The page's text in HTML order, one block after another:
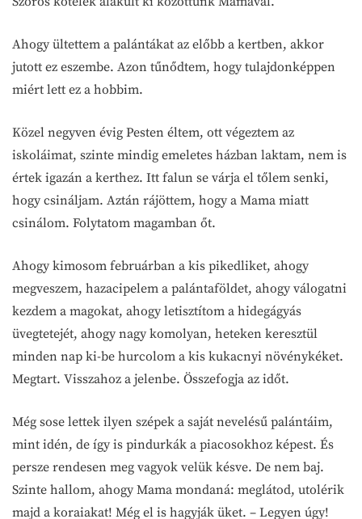
Ahogy ültettem a palántákat az előbb a kertben, akkor
jutott ez eszembe. Azon tűnődtem, hogy tulajdonképpen
miért lett ez a hobbim.
Közel negyven évig Pesten éltem, ott végeztem az
iskoláimat, szinte mindig emeletes házban laktam, nem is
értek igazán a kerthez. Itt falun se várja el tőlem senki,
hogy csináljam. Aztán rájöttem, hogy a Mama miatt
csinálom. Folytatom magamban őt.
Ahogy kimosom februárban a kis pikedliket, ahogy
megveszem, hazacipelem a palántaföldet, ahogy válogatni
kezdem a magokat, ahogy letisztítom a hidegágyás
üvegtetejét, ahogy nagy komolyan, heteken keresztül
minden nap ki-be hurcolom a kis kukacnyi növénykéket.
Megtart. Visszahoz a jelenbe. Összefogja az időt.
Még sose lettek ilyen szépek a saját nevelésű palántáim,
mint idén, de így is pindurkák a piacosokhoz képest. És
persze rendesen meg vagyok velük késve. De nem baj.
Szinte hallom, ahogy Mama mondaná: meglátod, utolérik
majd a koraiakat! Még el is hagyják üket. – Legyen úgy!